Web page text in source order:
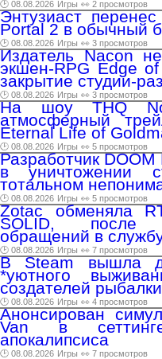
🕑 08.08.2026 Игры 👀 2 просмотров
Энтузиаст
Portal 2 в обычный
🕑 08.08.2026 Игры 👀 3 просмотров
Издатель Nacon
экшен-RPG Edge
закрытие студии-
🕑 08.08.2026 Игры 👀 3 просмотров
На шоу THQ
атмосферный
Eternal Life of
🕑 08.08.2026 Игры 👀 5 просмотров
Разработчик
в уничтожении
тотальном
🕑 08.08.2026 Игры 👀 5 просмотров
Zotac обменяла
SOLID, после
обращений в
🕑 08.08.2026 Игры 👀 7 просмотров
В Steam вышла
*уютного
создателей
🕑 08.08.2026 Игры 👀 4 просмотров
Анонсирован
Van в
апокалипсиса
🕑 08.08.2026 Игры 👀 7 просмотров